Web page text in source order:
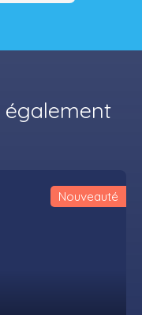
également
Nouveauté